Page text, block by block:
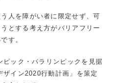
人を障がい者に限定せず、可
とする考え方がバリアフリー
す。
ピック・パラリンピックを見据
イン2020行動計画」を策定